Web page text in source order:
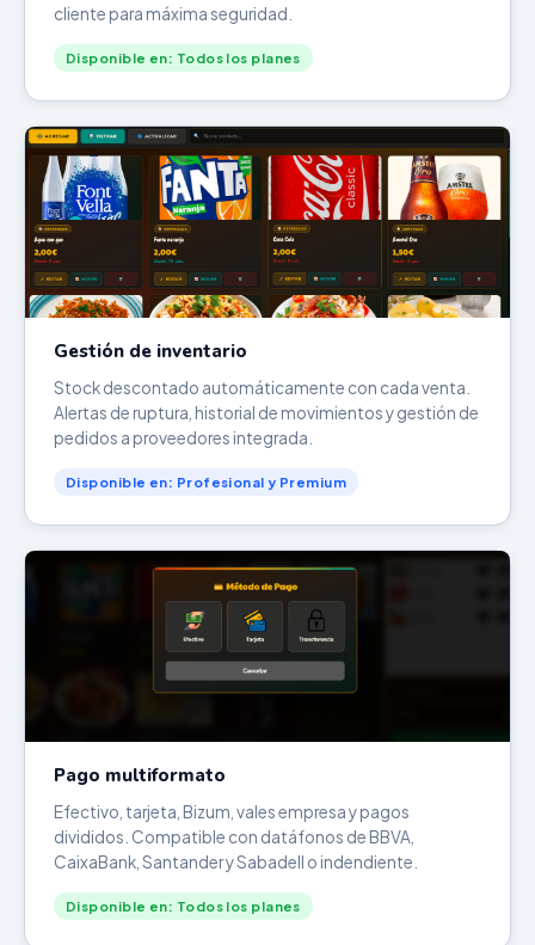
cliente para máxima seguridad.
Disponible en: Todos los planes
Gestión de inventario
Stock descontado automáticamente con cada venta.
Alertas de ruptura, historial de movimientos y gestión de
pedidos a proveedores integrada.
Disponible en: Profesional y Premium
Pago multiformato
Efectivo, tarjeta, Bizum, vales empresa y pagos
divididos. Compatible con datáfonos de BBVA,
CaixaBank, Santander y Sabadell o indendiente.
Disponible en: Todos los planes